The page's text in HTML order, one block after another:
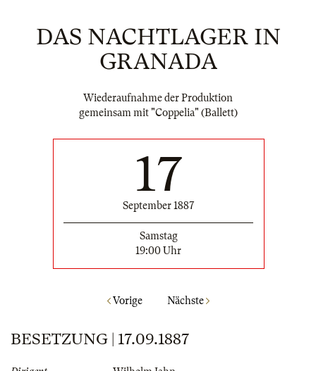
DAS NACHTLAGER IN
GRANADA
Wiederaufnahme der Produktion
gemeinsam mit "Coppelia" (Ballett)
17
September 1887
Samstag
19:00 Uhr
Vorige Nächste
BESETZUNG | 17.09.1887